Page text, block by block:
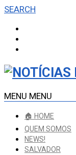
SEARCH
MENU MENU
🏠 HOME
QUEM SOMOS
NEWS!
SALVADOR